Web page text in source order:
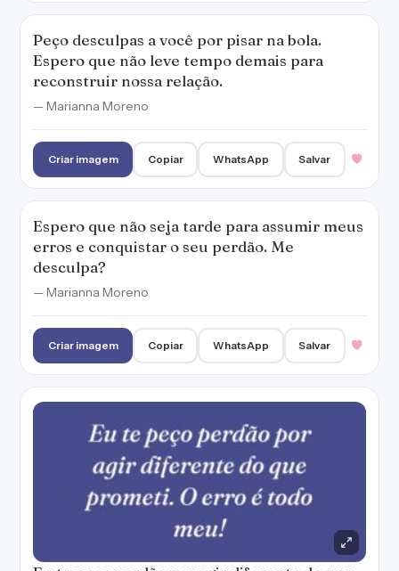
Criar imagem Copiar WhatsApp
prometi. O erro é todo meu!
— Marianna Moreno
Sua amizade é valiosa e peço desculpa por
não ter percebido isso antes de te ferir.